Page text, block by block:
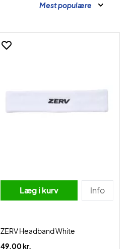
Mest populære
Læg i kurv Info
ZERV Headband White
49,00 kr.